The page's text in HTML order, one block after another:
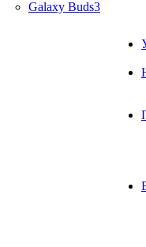
Galaxy Buds3